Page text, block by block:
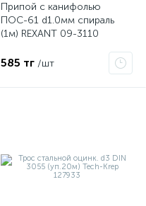
Припой с канифолью
ПОС-61 d1.0мм спираль
(1м) REXANT 09-3110
585 тг /шт